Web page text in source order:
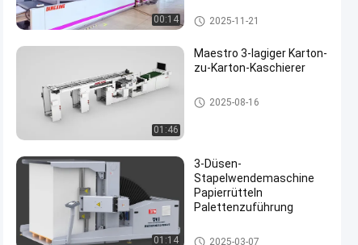
00:14
Flöten-Laminiermaschinen-Ma
schine
2025-11-21
01:46
Maestro 3-lagiger Karton-
zu-Karton-Kaschierer
Papplaminiermaschine
2025-08-16
01:14
3-Düsen-
Stapelwendemaschine
Papierrütteln
Palettenzuführung
Stapelwendemaschine
2025-03-07